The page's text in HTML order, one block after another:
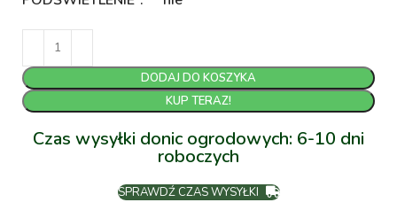
DODAJ DO KOSZYKA
KUP TERAZ!
Czas wysyłki donic ogrodowych: 6-10 dni
roboczych
SPRAWDŹ CZAS WYSYŁKI